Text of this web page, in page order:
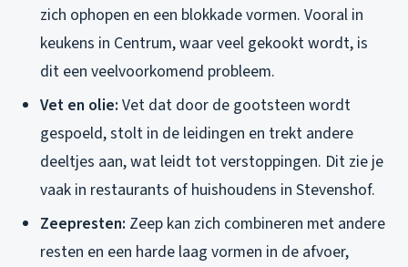
zich ophopen en een blokkade vormen. Vooral in
keukens in Centrum, waar veel gekookt wordt, is
dit een veelvoorkomend probleem.
Vet en olie: Vet dat door de gootsteen wordt
gespoeld, stolt in de leidingen en trekt andere
deeltjes aan, wat leidt tot verstoppingen. Dit zie je
vaak in restaurants of huishoudens in Stevenshof.
Zeepresten: Zeep kan zich combineren met andere
resten en een harde laag vormen in de afvoer,